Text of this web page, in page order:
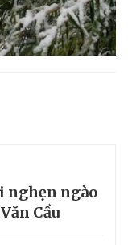
nghẹn ngào
Cầu